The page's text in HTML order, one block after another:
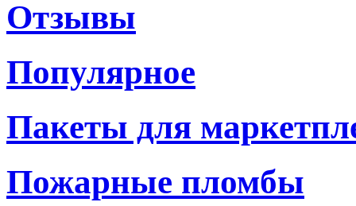
Отзывы
Популярное
Пакеты для
Пожарные пломбы